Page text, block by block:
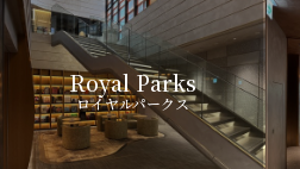
Royal Parks
ロイヤルパークス